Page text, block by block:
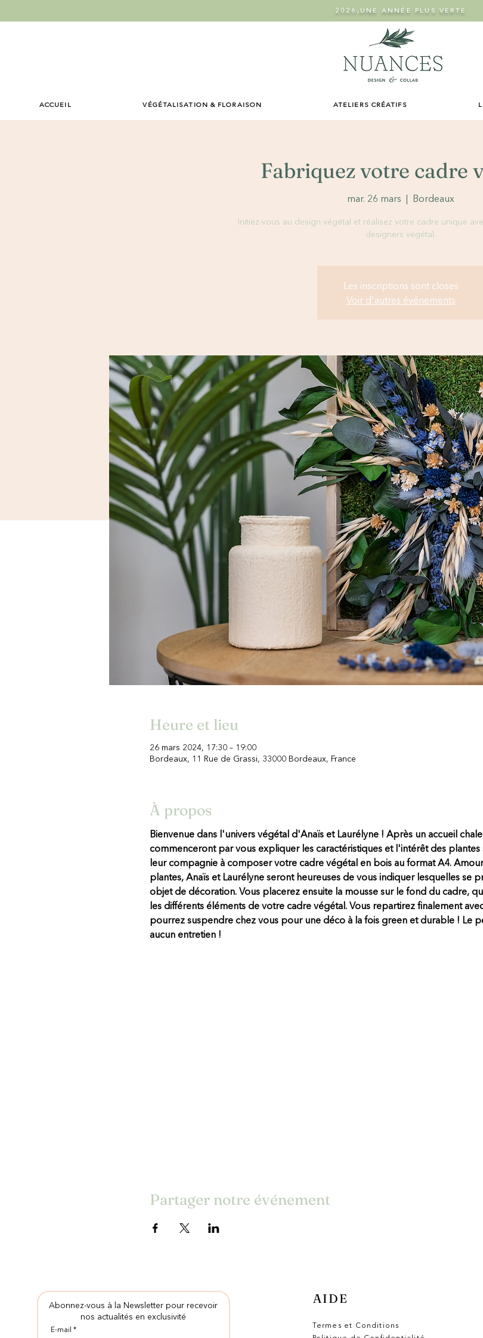
2026,UNE ANNÉE PLUS VERTE
ACCUEIL VÉGÉTALISATION & FLORAISON ATELIERS CRÉATIFS
Fabriquez votre cadre
mar. 26 mars
  |
Bordeaux
Initiez-vous au design végétal et réalisez votre cadre unique
designers végétal.
Les inscriptions sont closes
Voir d'autres événements
Heure et lieu
26 mars 2024, 17:30 – 19:00
Bordeaux, 11 Rue de Grassi, 33000 Bordeaux, France
À propos
Bienvenue dans l'univers végétal d'Anaïs et Laurélyne ! Après un accueil
commenceront par vous expliquer les caractéristiques et l'intérêt des plantes
leur compagnie à composer votre cadre végétal en bois au format A4.
plantes, Anaïs et Laurélyne seront heureuses de vous indiquer lesquelles se
objet de décoration. Vous placerez ensuite la mousse sur le fond du cadre,
les différents éléments de votre cadre végétal. Vous repartirez finalement
pourrez suspendre chez vous pour une déco à la fois green et durable ! Le
aucun entretien !
Partager notre événement
Abonnez-vous à la Newsletter pour recevoir
nos actualités en exclusivité
E-mail
AIDE
Termes et Conditions